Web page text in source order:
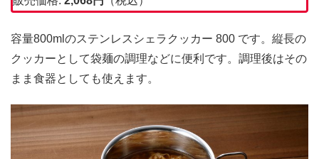
容量800mlのステンレスシェラクッカー 800 です。縦長の
クッカーとして袋麺の調理などに便利です。調理後はその
まま食器としても使えます。